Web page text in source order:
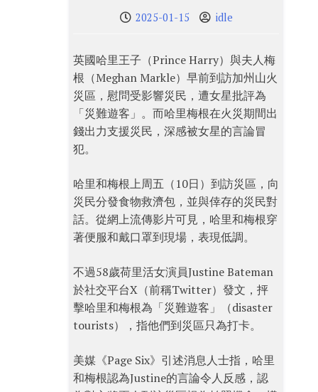
2025-01-15 idle
英國哈里王子（Prince Harry）與夫人梅
根（Meghan Markle）早前到訪加州山火
災區，慰問受影響災民，遭女星批評為
「災難遊客」。而哈里梅根在火災期間出
錢出力支援災民，深感被女星的言論冒
犯。
哈里和梅根上周五（10日）到訪災區，向
災民分發食物救濟包，並與倖存的災民對
話。從網上流傳影片可見，哈里和梅根穿
著便服和戴口罩到現場，表現低調。
不過58歲荷里活女演員Justine Bateman
於社交平台X（前稱Twitter）發文，抨
擊哈里和梅根為「災難遊客」（disaster
tourists），指他們到災區只為打卡。
美媒《Page Six》引述消息人士指，哈里
和梅根認為Justine的言論令人反感，認